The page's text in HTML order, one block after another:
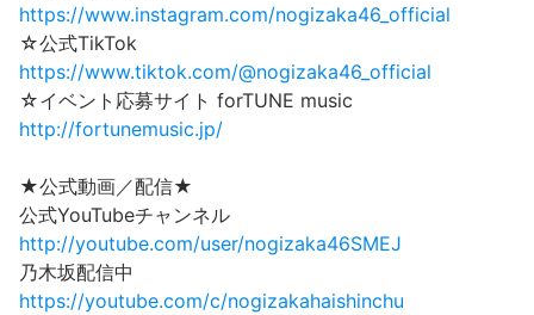
https://www.instagram.com/nogizaka46_official
☆公式TikTok
https://www.tiktok.com/@nogizaka46_official
☆イベント応募サイト forTUNE music
http://fortunemusic.jp/
★公式動画／配信★
公式YouTubeチャンネル
http://youtube.com/user/nogizaka46SMEJ
乃木坂配信中
https://youtube.com/c/nogizakahaishinchu